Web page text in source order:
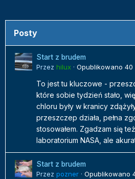
Posty
Start z brudem
Przez hilux · Opublikowano 40
To jest tu kluczowe -
które sobie tydzień stało,
chloru były w kranicy
przeszczep działa, pełna
stosowałem. Zgadzam się
laboratorium NASA, ale
Start z brudem
Przez pozner · Opublikowano